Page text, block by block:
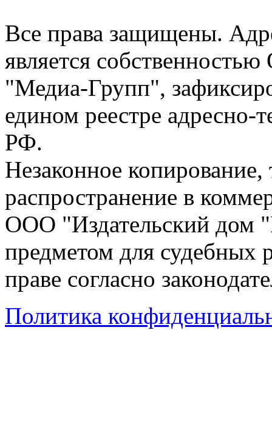
Все права защищены.
является
"Медиа-Групп",
едином реестре адресно-
РФ.
Незаконное
распространение в
ООО "Издательский дом
предметом для судебных
праве согласно
Политика